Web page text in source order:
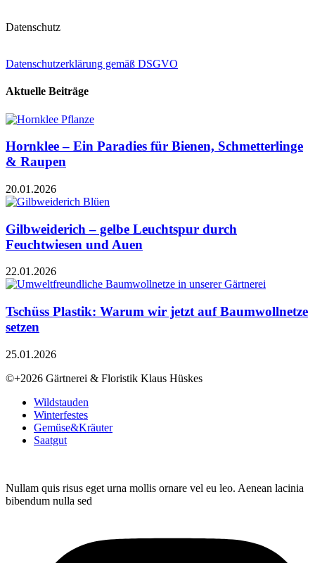
Datenschutz
Datenschutzerklärung gemäß DSGVO
Aktuelle Beiträge
Hornklee – Ein Paradies für Bienen, Schmetterlinge
& Raupen
20.01.2026
Gilbweiderich – gelbe Leuchtspur durch
Feuchtwiesen und Auen
22.01.2026
Tschüss Plastik: Warum wir jetzt auf Baumwollnetze
setzen
25.01.2026
©+2026 Gärtnerei & Floristik Klaus Hüskes
Wildstauden
Winterfestes
Gemüse&Kräuter
Saatgut
Nullam quis risus eget urna mollis ornare vel eu leo. Aenean lacinia
bibendum nulla sed